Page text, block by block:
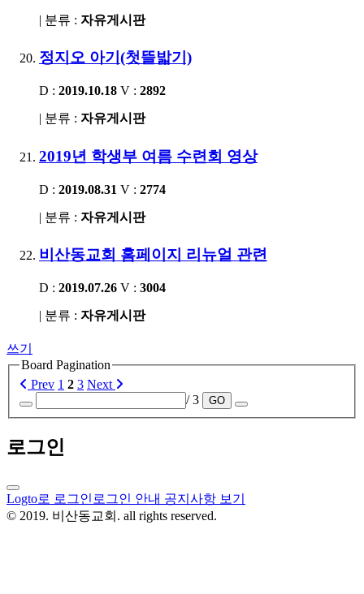
| 분류 : 자유게시판
정지오 아기(첫뜰밟기)
D : 2019.10.18 V : 2892
| 분류 : 자유게시판
2019년 학생부 여름 수련회 영상
D : 2019.08.31 V : 2774
| 분류 : 자유게시판
비산동교회 홈페이지 리뉴얼 관련
D : 2019.07.26 V : 3004
| 분류 : 자유게시판
쓰기
Board Pagination
Prev 1 2 3 Next
/ 3
GO
로그인
Logto로 로그인 로그인 안내 공지사항 보기
© 2019. 비산동교회. all rights reserved.